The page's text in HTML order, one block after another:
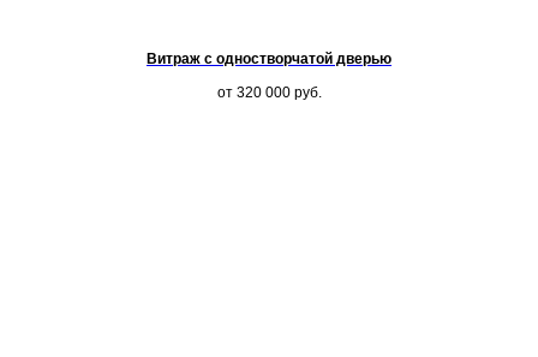
Витраж с одностворчатой дверью
от 320 000 руб.